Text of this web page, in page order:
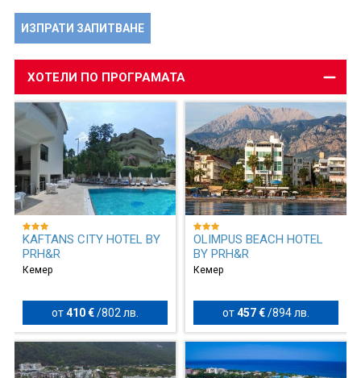
ИЗПРАТИ ЗАПИТВАНЕ
ХОТЕЛИ ПО ПРОГРАМАТА
KAFTANS CITY HOTEL BY
PRH&R
Кемер
от410 € /802 лв.
OLIMPUS BEACH HOTEL
BY PRH&R
Кемер
от457 €/894 лв.